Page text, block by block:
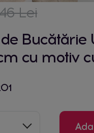
Lei
Bucătărie
cu motiv